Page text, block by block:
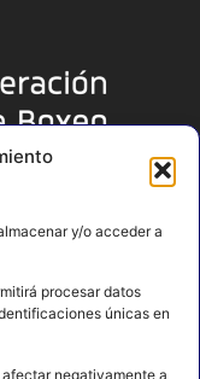
y/o acceder a
procesar datos
únicas en
negativamente a